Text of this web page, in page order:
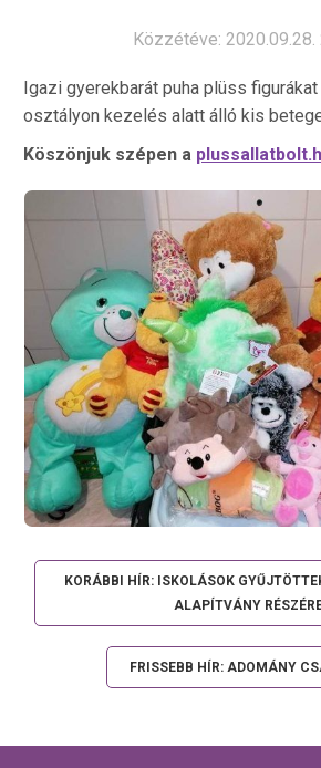
Közzétéve: 2020.09.28.
Igazi gyerekbarát puha plüss
osztályon kezelés alatt álló kis
Köszönjuk szépen a
KORÁBBI HÍR: ISKOLÁSOK
ALAPÍTVÁNY
FRISSEBB HÍR: ADOMÁNY